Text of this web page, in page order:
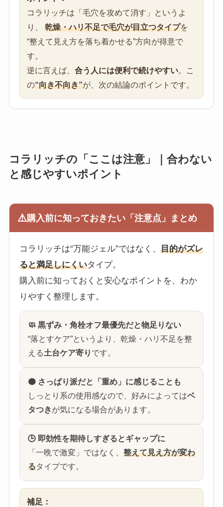
コラリッチは「毛穴を攻めて消す」というよ
り、 乾燥・ハリ不足で毛穴が目立つタイプを
“整えて見え方を落ち着かせる”方向が得意で
す。
逆に言えば、 合う人には便利で続けやすい。こ
の“向き不向き”が、次の結論のポイントです。
コラリッチの「ここは注意」｜合わない
と感じやすいポイント
⚠️購入前に知っておきたい「注意点」まとめ
コラリッチは“万能ジェル”ではなく、 目的がズレ
ると満足しにくいタイプ。
購入前に知っておくと安心なポイントを、わか
りやすく整理します。
🧼 黒ずみ・角栓オフ最優先だと物足りない
“落とすケア”というより、乾燥・ハリ不足を整
える土台ケア寄り です。
🟤 さっぱり派だと「重め」に感じることも
しっとり系の使用感なので、好みによってはベ
タつきが気になる場合があります。
🕒 即効性を期待しすぎるとギャップに
「一晩で激変」ではなく、 整えて見え方が変わ
るタイプです。
補足：